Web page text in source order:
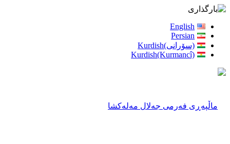
English
Persian
(سۆرانی)Kurdish
Kurdish(Kurmancî)